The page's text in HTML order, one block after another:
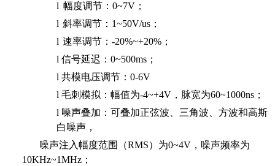
l 幅度调节： 0~7V ；
l 斜率调节： 1~50V/us ；
l 速率调节： -20%~+20% ；
l 信号延迟： 0~500ms ；
l 共模电压调节： 0-6V
l 毛刺模拟：幅值为-4~+4V ，脉宽为60~1000ns ；
l 噪声叠加：可叠加正弦波、三角波、方波和高斯
白噪声，
噪声注入幅度范围（RMS）为0~4V ，噪声频率为
10KHz~1MHz ；